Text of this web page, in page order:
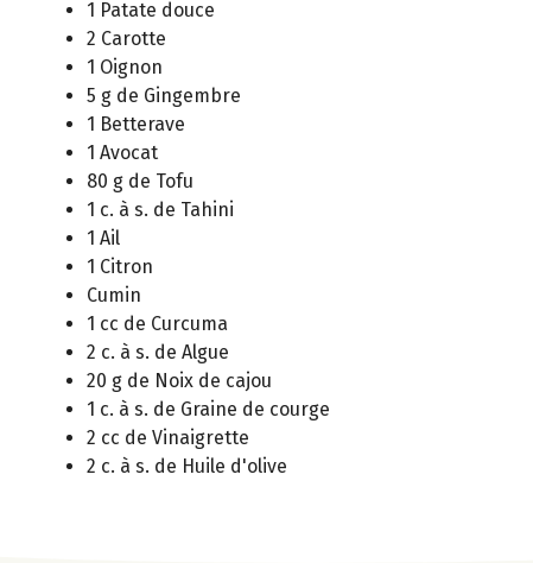
1 Patate douce
2 Carotte
1 Oignon
5 g de Gingembre
1 Betterave
1 Avocat
80 g de Tofu
1 c. à s. de Tahini
1 Ail
1 Citron
Cumin
1 cc de Curcuma
2 c. à s. de Algue
20 g de Noix de cajou
1 c. à s. de Graine de courge
2 cc de Vinaigrette
2 c. à s. de Huile d'olive